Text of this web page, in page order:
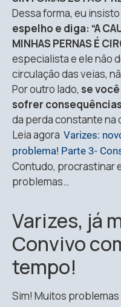
Dessa forma, eu
espelho e diga: “A
MINHAS PERNAS É
especialista e ele não
circulação das veias,
Por outro lado, se
sofrer consequências
da perda constante na
Leia agora Varizes:
problema! Parte 3-
Contudo, procrastinar
problemas…
Varizes, já
Convivo
tempo!
Sim! Muitos